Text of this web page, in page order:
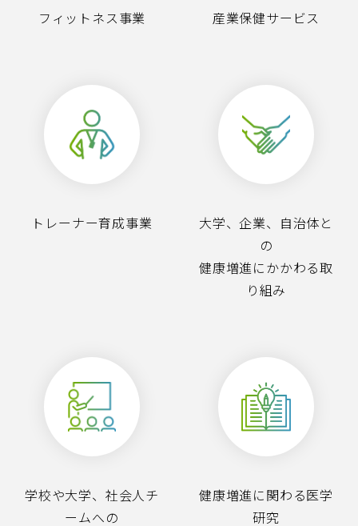
フィットネス事業 産業保健サービス
トレーナー育成事業
大学、企業、自治体と
の
健康増進にかかわる取
り組み
学校や大学、社会人チ
ームへの
健康増進に関わる医学
研究